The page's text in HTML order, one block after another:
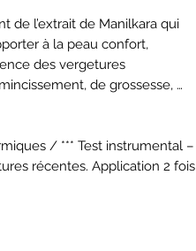
à la peau confort,
des vergetures
de grossesse, …
récentes. Application 2 fois